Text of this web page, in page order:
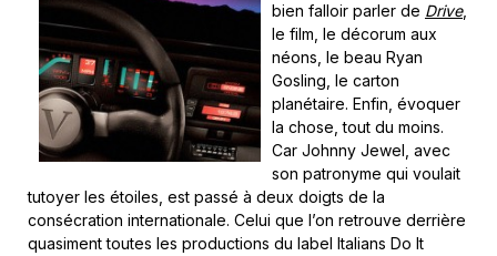
bien falloir parler de Drive,
le film, le décorum aux
néons, le beau Ryan
Gosling, le carton
planétaire. Enfin, évoquer
la chose, tout du moins.
Car Johnny Jewel, avec
son patronyme qui voulait
tutoyer les étoiles, est passé à deux doigts de la
consécration internationale. Celui que l’on retrouve derrière
quasiment toutes les productions du label Italians Do It